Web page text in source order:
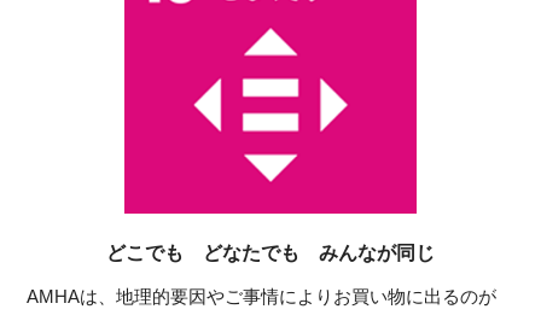
どこでも どなたでも みんなが同じ
AMHAは、地理的要因やご事情によりお買い物に出るのが